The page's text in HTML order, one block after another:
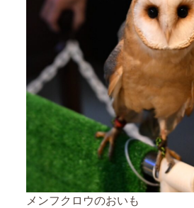
メンフクロウのおいも